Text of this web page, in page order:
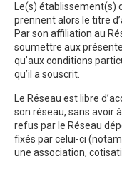
Le(s) établissement(s)
prennent alors le titre
Par son affiliation au
soumettre aux
qu’aux conditions
qu’il a souscrit.
Le Réseau est libre
son réseau, sans avoir
refus par le Réseau
fixés par celui-ci
une association,